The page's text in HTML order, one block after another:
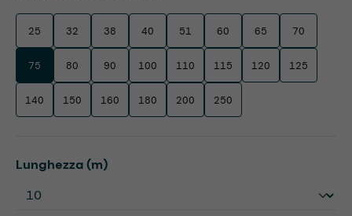
25 32 38 40 51 60 65 70
75 80 90 100 110 115 120 125
140 150 160 180 200 250
Select
Lunghezza (m)